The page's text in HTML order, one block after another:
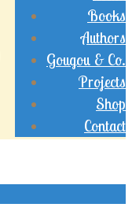
Books
Authors
Gougou & Co.
Projects
Shop
Contact